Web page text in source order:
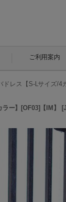
ご利用案内
レス【S-Lサイズ/4
ー】[OF03]【IM】 [